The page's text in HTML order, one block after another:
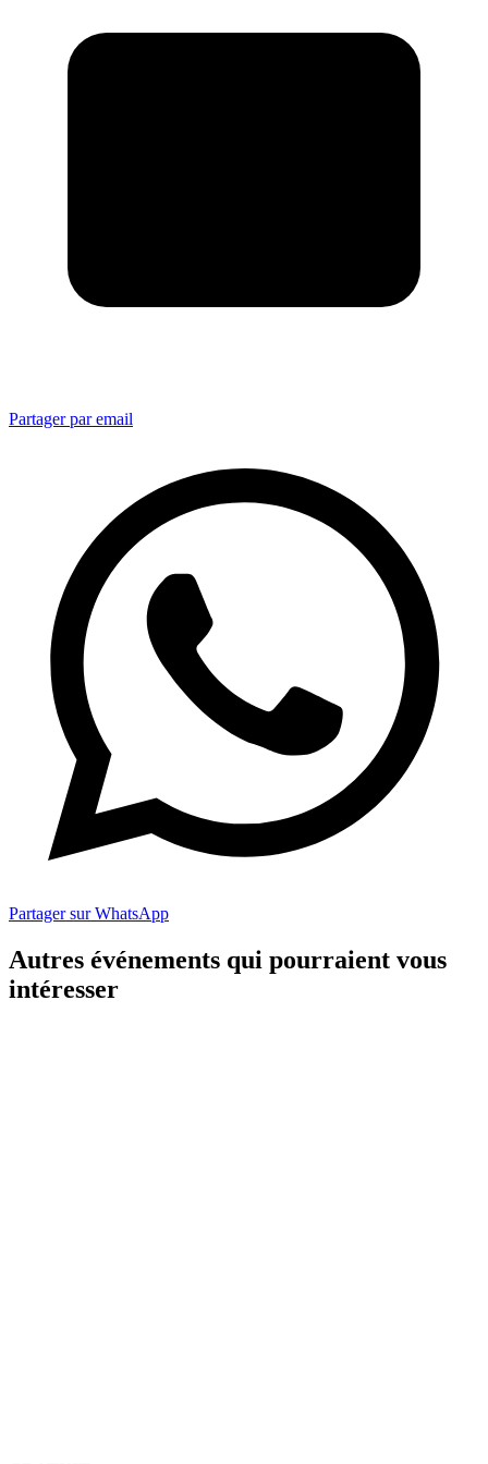
Partager par email
Partager sur WhatsApp
Autres événements qui pourraient vous
intéresser